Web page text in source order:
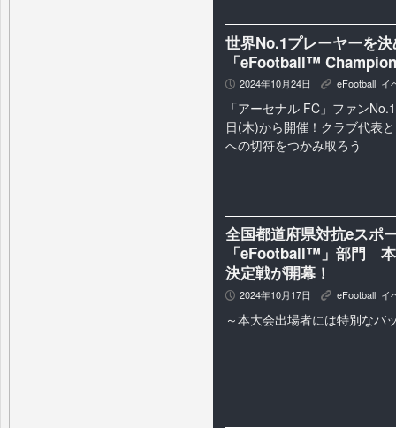
世界No.1プレーヤーを
「eFootball™
P 2024年10月24日 K eFootball イ
「アーセナル FC」ファン
日(木)から開催！クラブ代表
への切符をつかみ取ろう
全国都道府県対抗eスポ
「eFootball™」部門 本
決定戦が開幕！
P 2024年10月17日 K eFootball イ
～本大会出場者には特別なバ